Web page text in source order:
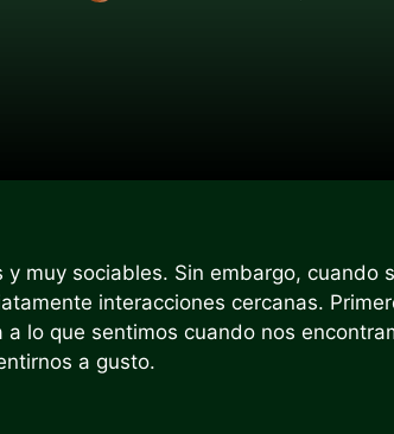
y muy sociables. Sin embargo, cuando
interacciones cercanas.
lo que sentimos cuando nos
a gusto.